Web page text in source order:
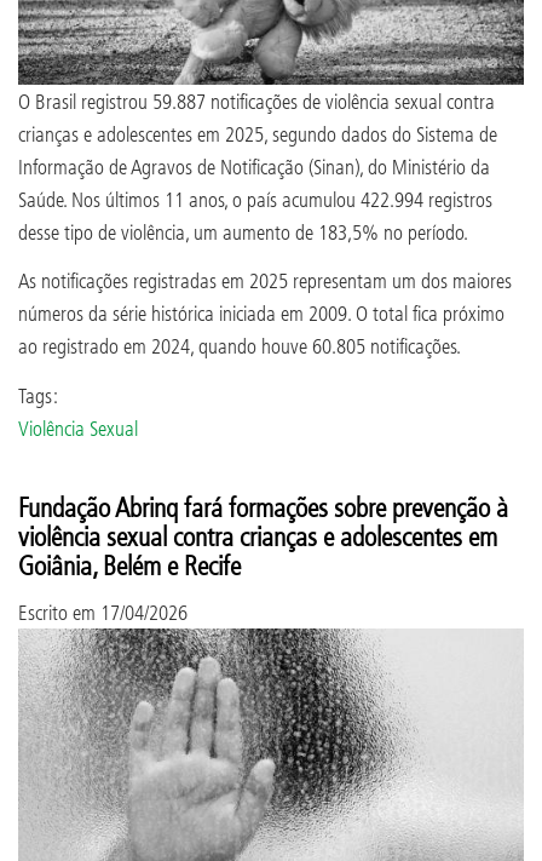
O Brasil registrou 59.887 notificações de violência sexual contra
crianças e adolescentes em 2025, segundo dados do Sistema de
Informação de Agravos de Notificação (Sinan), do Ministério da
Saúde. Nos últimos 11 anos, o país acumulou 422.994 registros
desse tipo de violência, um aumento de 183,5% no período.
As notificações registradas em 2025 representam um dos maiores
números da série histórica iniciada em 2009. O total fica próximo
ao registrado em 2024, quando houve 60.805 notificações.
Tags:
Violência Sexual
Fundação Abrinq fará formações sobre prevenção à
violência sexual contra crianças e adolescentes em
Goiânia, Belém e Recife
Escrito em 17/04/2026